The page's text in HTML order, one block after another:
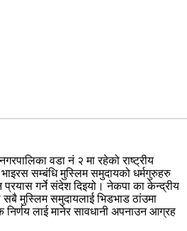
वडा नं २ मा रहेको राष्ट्रीय
सम्बंधि मुस्लिम समुदायको धर्मगुरुहरु
प्रयास गर्ने संदेश दिइयो। नेकपा का केन्द्रीय
मुस्लिम समुदायलाई भिडभाड ठांउमा
लाई मानेर सावधानी अपनाउन आग्रह